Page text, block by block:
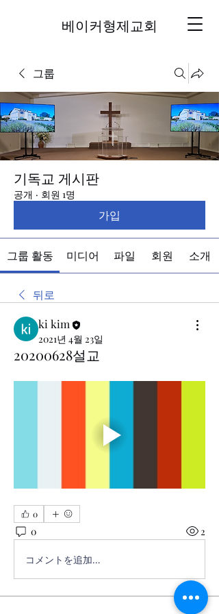
베이커형제교회
그룹
기독교 게시판
공개 · 회원 1명
가입
그룹 활동 미디어 파일 회원 소개
뒤로
ki kim
2021년 4월 23일
20200628설교
0
0 2
コメントを追加…